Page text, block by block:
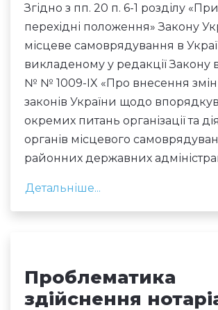
Згідно з пп. 20 п. 6-1 розділу
перехідні положення» Закону
місцеве самоврядування в
викладеному у редакції Закону
№ № 1009-IX «Про внесення
законів України щодо
окремих питань організації та
органів місцевого
районних державних
Детальніше...
Проблематика
здійснення